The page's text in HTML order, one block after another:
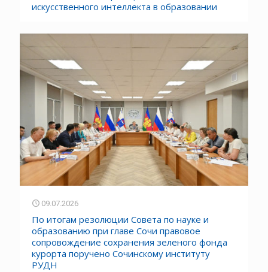
искусственного интеллекта в образовании
09.07.2026
По итогам резолюции Совета по науке и
образованию при главе Сочи правовое
сопровождение сохранения зеленого фонда
курорта поручено Сочинскому институту
РУДН